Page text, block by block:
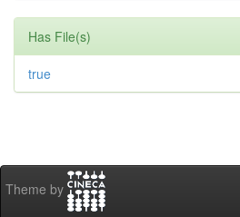
Has File(s)
true
Theme by